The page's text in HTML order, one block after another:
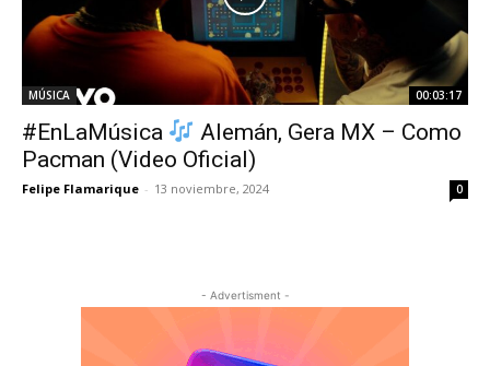
MÚSICA 00:03:17
#EnLaMúsica
Alemán, Gera MX – Como
Pacman (Video Oficial)
Felipe Flamarique - 13 noviembre, 2024 0
- Advertisment -